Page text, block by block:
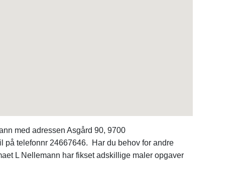
med adressen Asgård 90, 9700
på telefonnr 24667646. Har du behov for andre
L Nellemann har fikset adskillige maler opgaver